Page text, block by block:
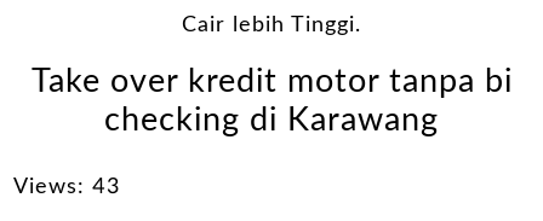
Cair lebih Tinggi.
Take over kredit motor tanpa bi
checking di Karawang
Views: 43